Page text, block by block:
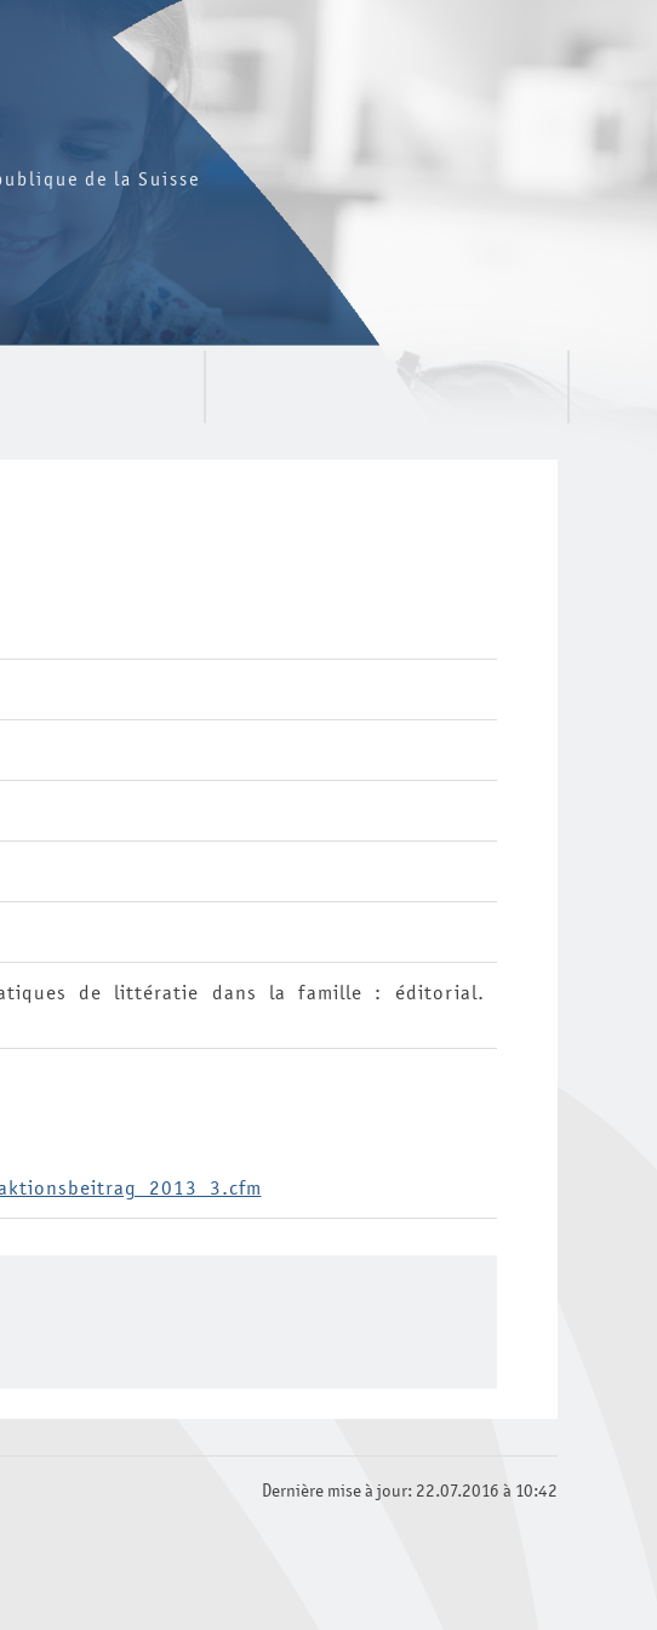
de la Suisse
de littératie dans la famille : éditorial.
Dernière mise à jour: 22.07.2016 à 10:42